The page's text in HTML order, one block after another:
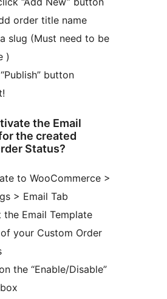
order title name
slug (Must need to be
)
button
the Email
the created
Status?
to WooCommerce >
> Email Tab
the Email Template
your Custom Order
the “Enable/Disable”